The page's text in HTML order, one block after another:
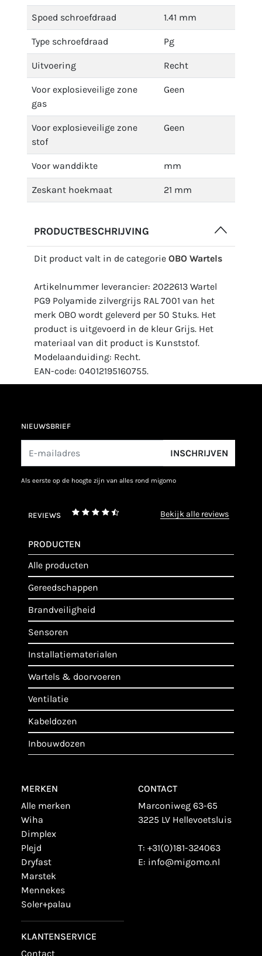
Spoed schroefdraad 1.41 mm
Type schroefdraad Pg
Uitvoering Recht
Voor explosieveilige zone
gas
Geen
Voor explosieveilige zone
stof
Geen
Voor wanddikte mm
Zeskant hoekmaat 21 mm
PRODUCTBESCHRIJVING
Dit product valt in de categorie OBO Wartels
Artikelnummer leverancier: 2022613 Wartel
PG9 Polyamide zilvergrijs RAL 7001 van het
merk OBO wordt geleverd per 50 Stuks. Het
product is uitgevoerd in de kleur Grijs. Het
materiaal van dit product is Kunststof.
Modelaanduiding: Recht.
EAN-code: 04012195160755.
NIEUWSBRIEF
INSCHRIJVEN
als eerste op de hoogte zijn van alles rond migomo
REVIEWS bekijk alle reviews
PRODUCTEN
alle producten
gereedschappen
brandveiligheid
sensoren
installatiematerialen
wartels & doorvoeren
ventilatie
kabeldozen
inbouwdozen
MERKEN
alle merken
wiha
dimplex
plejd
dryfast
marstek
mennekes
soler+palau
KLANTENSERVICE
contact
CONTACT
Marconiweg 63-65
3225 LV Hellevoetsluis
T: +31(0)181-324063
E: info@migomo.nl